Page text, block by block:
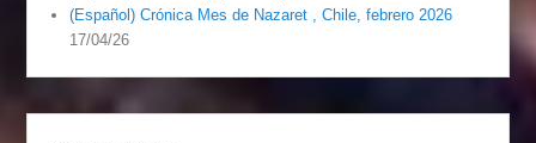
(Español) Crónica Mes de Nazaret , Chile, febrero 2026
17/04/26